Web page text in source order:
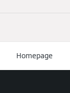
Homepage